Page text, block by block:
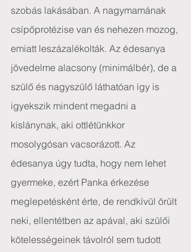
szobás lakásában. A nagymamának
csípőprotézise van és nehezen mozog,
emiatt leszázalékolták. Az édesanya
jövedelme alacsony (minimálbér), de a
szülő és nagyszülő láthatóan így is
igyekszik mindent megadni a
kislánynak, aki ottlétünkkor
mosolygósan vacsorázott. Az
édesanya úgy tudta, hogy nem lehet
gyermeke, ezért Panka érkezése
meglepetésként érte, de rendkívül örült
neki, ellentétben az apával, aki szülői
kötelességeinek távolról sem tudott